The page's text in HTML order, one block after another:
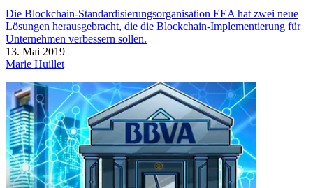
Die Blockchain-Standardisierungsorganisation EEA hat zwei neue
Lösungen herausgebracht, die die Blockchain-Implementierung für
Unternehmen verbessern sollen.
13. Mai 2019
Marie Huillet